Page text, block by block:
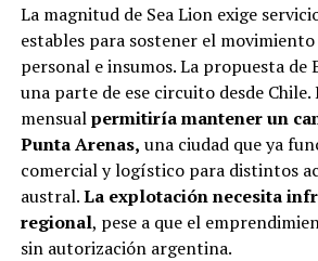
La magnitud de Sea Lion exige
estables para sostener el
personal e insumos. La propuesta de
una parte de ese circuito desde Chile.
mensualpermitiría mantener un
Punta Arenas, una ciudad que ya
comercial y logístico para distintos
austral.La explotación necesita
regional, pese a que el
sin autorización argentina.